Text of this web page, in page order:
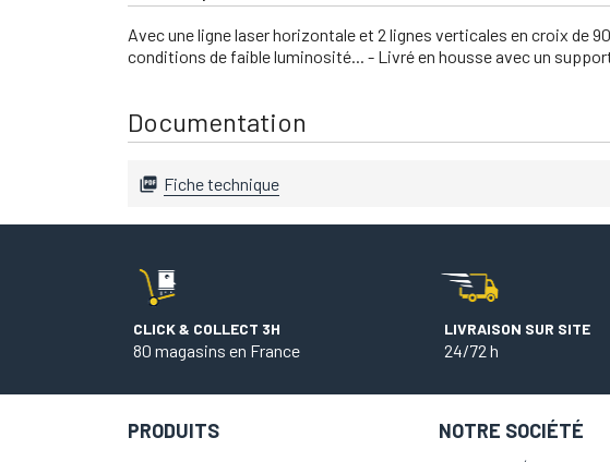
Avec une ligne laser horizontale et 2 lignes verticales en croix de
conditions de faible luminosité... - Livré en housse avec un
Documentation
 Fiche technique
CLICK & COLLECT 3H
80 magasins en France
LIVRAISON SUR SITE
24/72 h
PRODUITS NOTRE SOCIÉTÉ